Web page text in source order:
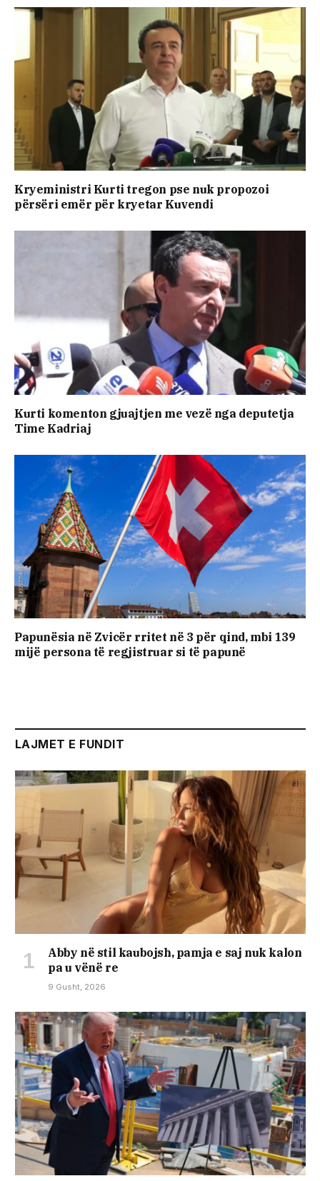
Kryeministri Kurti tregon pse nuk propozoi
përsëri emër për kryetar Kuvendi
Kurti komenton gjuajtjen me vezë nga deputetja
Time Kadriaj
Papunësia në Zvicër rritet në 3 për qind, mbi 139
mijë persona të regjistruar si të papunë
LAJMET E FUNDIT
Abby në stil kaubojsh, pamja e saj nuk kalon
pa u vënë re
9 Gusht, 2026